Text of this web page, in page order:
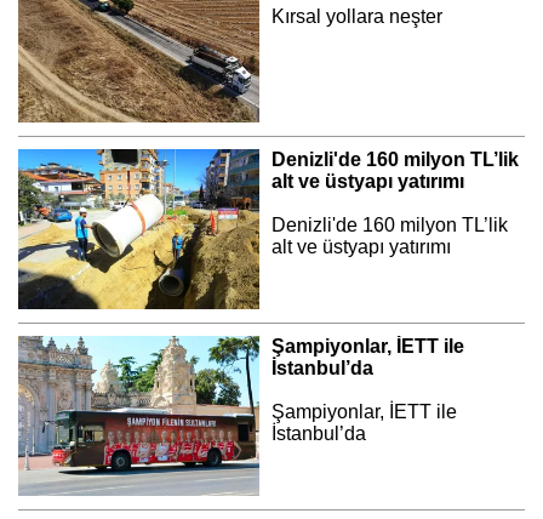
Kırsal yollara neşter
Denizli'de 160 milyon TL’lik
alt ve üstyapı yatırımı
Denizli'de 160 milyon TL’lik
alt ve üstyapı yatırımı
Şampiyonlar, İETT ile
İstanbul’da
Şampiyonlar, İETT ile
İstanbul’da